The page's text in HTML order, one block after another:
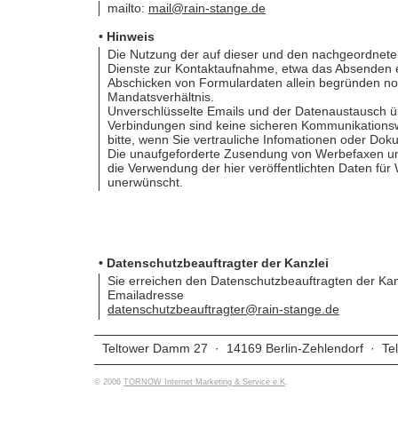
mailto: mail@rain-stange.de
• Hinweis
Die Nutzung der auf dieser und den
Dienste zur Kontaktaufnahme, etwa das Absenden
Abschicken von Formulardaten allein begründen
Mandatsverhältnis.
Unverschlüsselte Emails und der Datenaustausch
Verbindungen sind keine sicheren
bitte, wenn Sie vertrauliche Infomationen oder
Die unaufgeforderte Zusendung von Werbefaxen
die Verwendung der hier veröffentlichten Daten für
unerwünscht.
• Datenschutzbeauftragter der Kanzlei
Sie erreichen den Datenschutzbeauftragten der
Emailadresse
datenschutzbeauftragter@rain-stange.de
Teltower Damm 27 · 14169 Berlin-Zehlendorf ·
© 2006 TORNOW Internet Marketing & Service e.K.